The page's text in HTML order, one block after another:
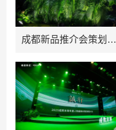
成都新品推介会策划方案推荐